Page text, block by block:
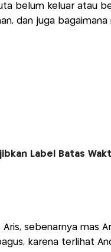
belum keluar atau
dan juga
Label Batas
sebenarnya mas
karena terlihat